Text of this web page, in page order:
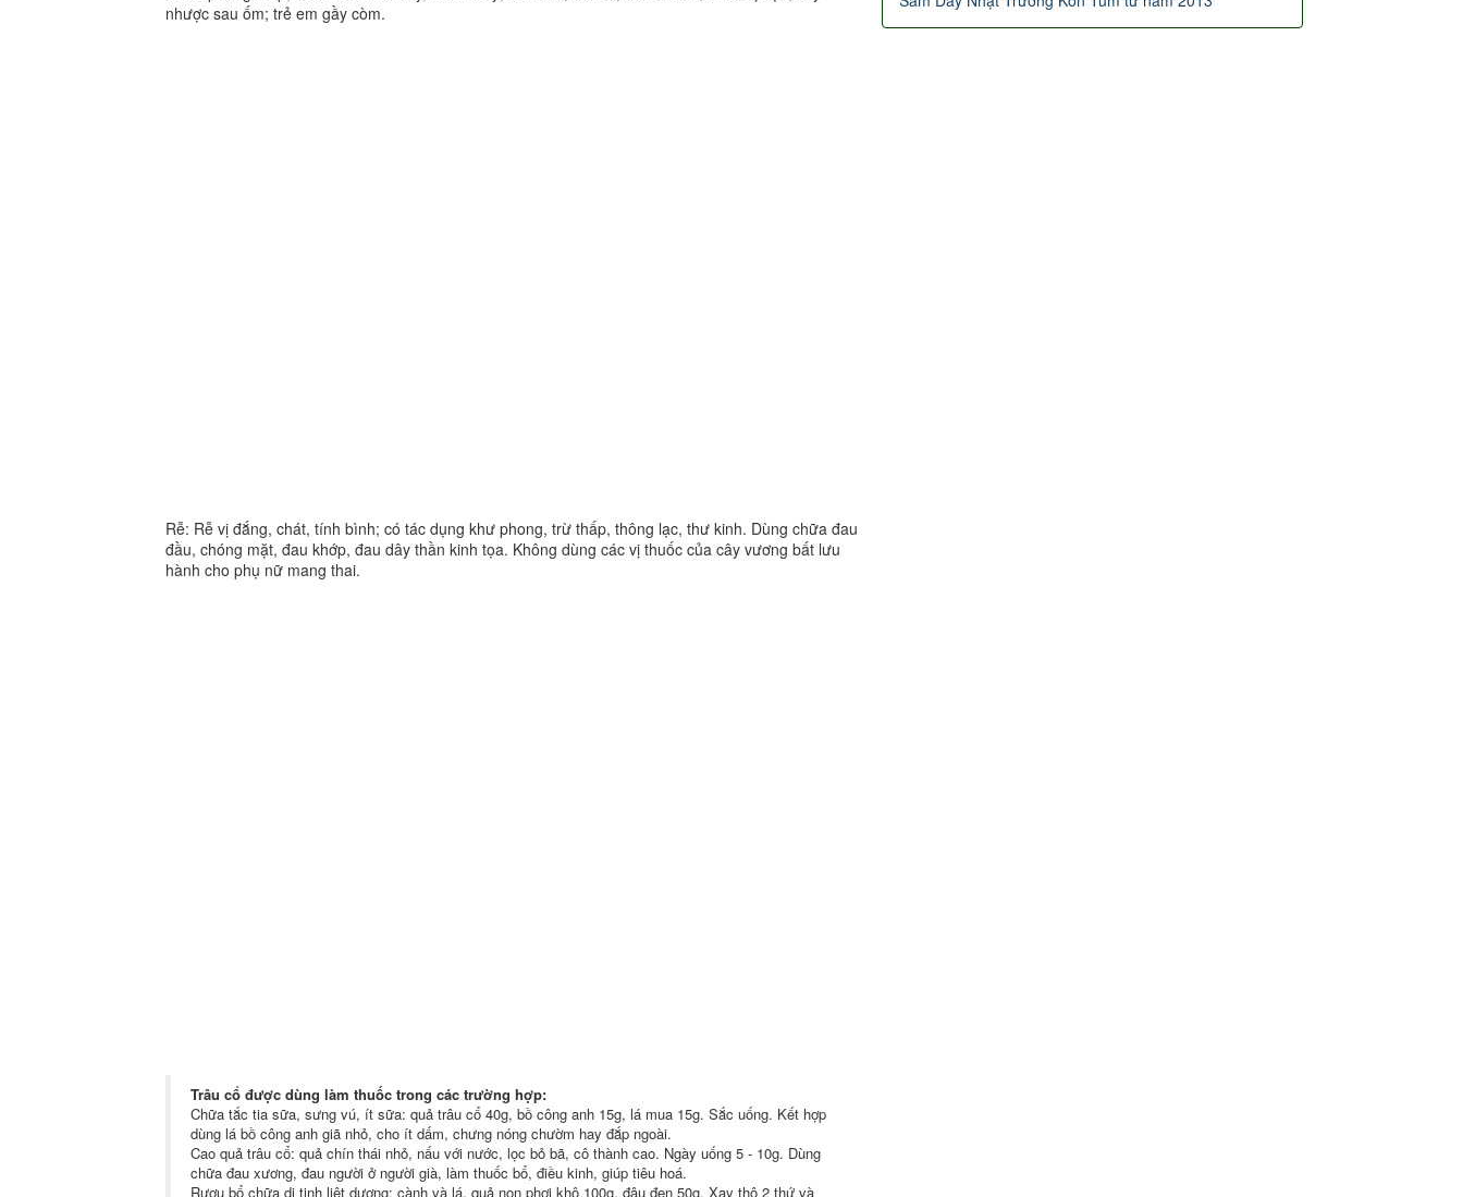
nhược sau ốm; trẻ em gầy còm.
Rễ: Rễ vị đắng, chát, tính bình; có tác dụng khư phong, trừ thấp, thông lạc, thư kinh. Dùng chữa đau
đầu, chóng mặt, đau khớp, đau dây thần kinh tọa. Không dùng các vị thuốc của cây vương bất lưu
hành cho phụ nữ mang thai.
Trâu cổ được dùng làm thuốc trong các trường hợp:
Chữa tắc tia sữa, sưng vú, ít sữa: quả trâu cổ 40g, bồ công anh 15g, lá mua 15g. Sắc uống. Kết hợp
dùng lá bồ công anh giã nhỏ, cho ít dấm, chưng nóng chườm hay đắp ngoài.
Cao quả trâu cổ: quả chín thái nhỏ, nấu với nước, lọc bỏ bã, cô thành cao. Ngày uống 5 - 10g. Dùng
chữa đau xương, đau người ở người già, làm thuốc bổ, điều kinh, giúp tiêu hoá.
Rượu bổ chữa di tinh liệt dương: cành và lá, quả non phơi khô 100g, đậu đen 50g. Xay thô 2 thứ và